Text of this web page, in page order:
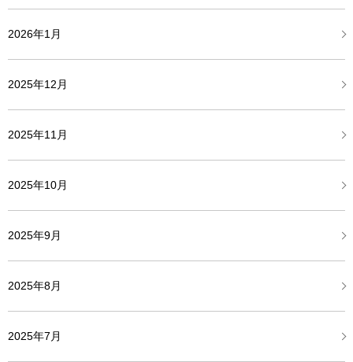
2026年1月
2025年12月
2025年11月
2025年10月
2025年9月
2025年8月
2025年7月